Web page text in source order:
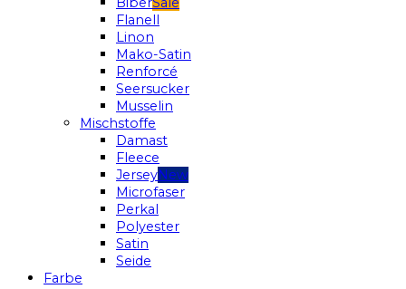
Flanell
Linon
Mako-Satin
Renforcé
Seersucker
Musselin
Mischstoffe
Damast
Fleece
Jersey
Microfaser
Perkal
Polyester
Satin
Seide
Farbe